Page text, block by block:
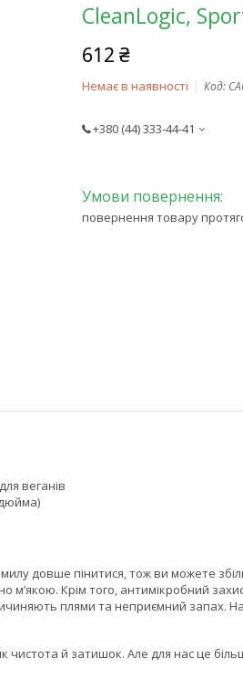
CleanLogic,
612 ₴
Немає в наявності Код:
+380 (44) 333-44-41
повернення товару
веганів
довше пінитися, тож ви можете
м’якою. Крім того, антимікробний
плями та неприємний запах.
чистота й затишок. Але для нас це